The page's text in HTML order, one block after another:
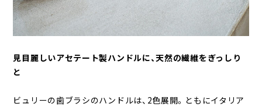
見目麗しいアセテート製ハンドルに、天然の繊維をぎっしり
と
ビュリーの歯ブラシのハンドルは、2色展開。ともにイタリア